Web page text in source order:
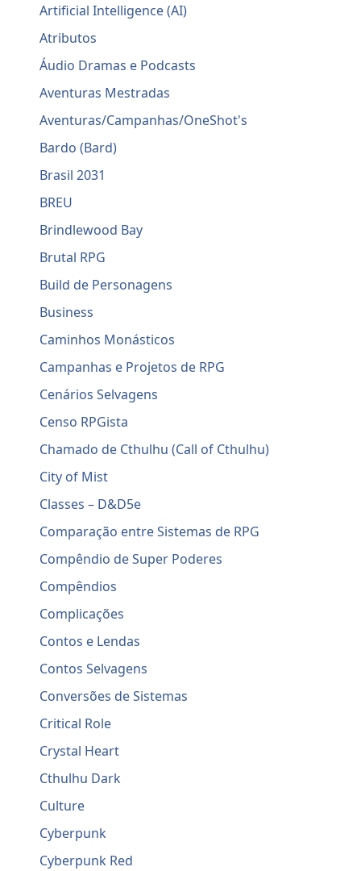
Artificial Intelligence (AI)
Atributos
Áudio Dramas e Podcasts
Aventuras Mestradas
Aventuras/Campanhas/OneShot's
Bardo (Bard)
Brasil 2031
BREU
Brindlewood Bay
Brutal RPG
Build de Personagens
Business
Caminhos Monásticos
Campanhas e Projetos de RPG
Cenários Selvagens
Censo RPGista
Chamado de Cthulhu (Call of Cthulhu)
City of Mist
Classes – D&D5e
Comparação entre Sistemas de RPG
Compêndio de Super Poderes
Compêndios
Complicações
Contos e Lendas
Contos Selvagens
Conversões de Sistemas
Critical Role
Crystal Heart
Cthulhu Dark
Culture
Cyberpunk
Cyberpunk Red